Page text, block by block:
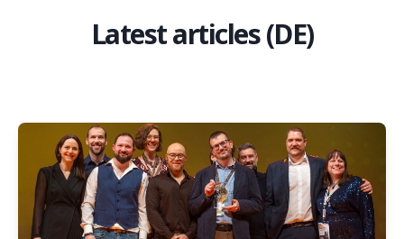
Latest articles (DE)